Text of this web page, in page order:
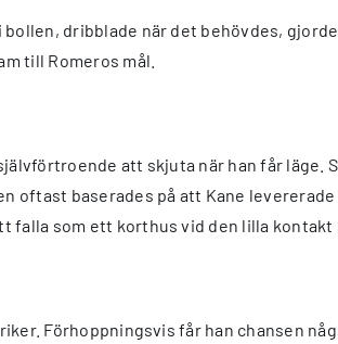
dribblade när det behövdes,
till Romeros mål.
att skjuta när han får läge.
oftast baserades på att Kane
som ett korthus vid den lilla kontakt
Förhoppningsvis får han chansen